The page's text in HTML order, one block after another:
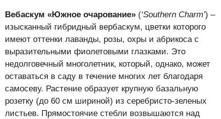
Вебаскум «Южное очарование» (‘Southern Charm’) –
изысканный гибридный вербаскум, цветки которого
имеют оттенки лаванды, розы, охры и абрикоса с
выразительными фиолетовыми глазками. Это
недолговечный многолетник, который, однако, может
оставаться в саду в течение многих лет благодаря
самосеву. Растение образует крупную базальную
розетку (до 60 см шириной) из серебристо-зеленых
листьев. Прямостоячие стебли возвышаются над